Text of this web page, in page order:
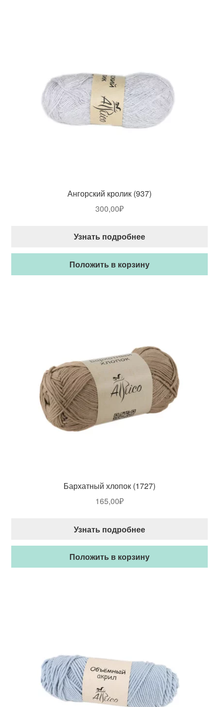
Ангорский кролик (937)
300,00₽
Узнать подробнее
Положить в корзину
Бархатный хлопок (1727)
165,00₽
Узнать подробнее
Положить в корзину